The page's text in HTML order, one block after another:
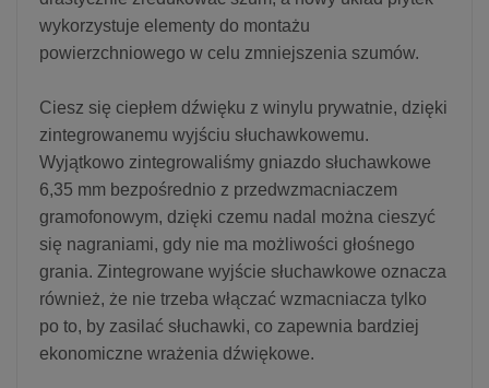
wykorzystuje elementy do montażu
powierzchniowego w celu zmniejszenia szumów.
Ciesz się ciepłem dźwięku z winylu prywatnie, dzięki
zintegrowanemu wyjściu słuchawkowemu.
Wyjątkowo zintegrowaliśmy gniazdo słuchawkowe
6,35 mm bezpośrednio z przedwzmacniaczem
gramofonowym, dzięki czemu nadal można cieszyć
się nagraniami, gdy nie ma możliwości głośnego
grania. Zintegrowane wyjście słuchawkowe oznacza
również, że nie trzeba włączać wzmacniacza tylko
po to, by zasilać słuchawki, co zapewnia bardziej
ekonomiczne wrażenia dźwiękowe.